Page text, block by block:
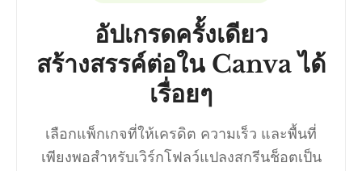
อัปเกรดครั้งเดียว
สร้างสรรค์ต่อใน Canva ได้
เรื่อยๆ
เลือกแพ็กเกจที่ให้เครดิต ความเร็ว และพื้นที่
เพียงพอสำหรับเวิร์กโฟลว์แปลงสกรีนช็อตเป็น